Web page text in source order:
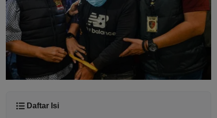
Daftar Isi